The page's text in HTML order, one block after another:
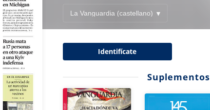
Identifícate
Suplementos